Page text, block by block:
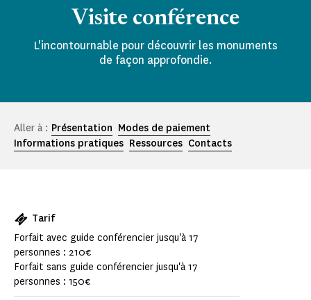
Visite conférence
L'incontournable pour découvrir les monuments
de façon approfondie.
Aller à : Présentation Modes de paiement
Informations pratiques Ressources Contacts
Tarif
Forfait avec guide conférencier jusqu'à 17
personnes : 210€
Forfait sans guide conférencier jusqu'à 17
personnes : 150€